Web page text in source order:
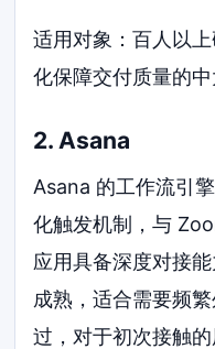
适用对象：百人以
化保障交付质量的中
2. Asana
Asana 的工作流引
化触发机制，与
应用具备深度对接
成熟，适合需要频
过，对于初次接触